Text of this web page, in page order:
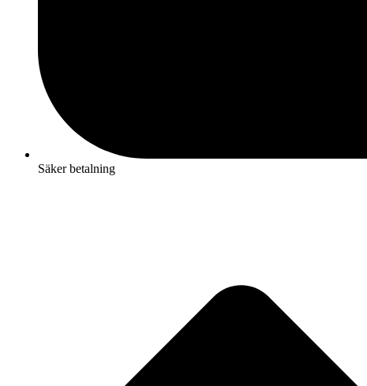
Säker betalning